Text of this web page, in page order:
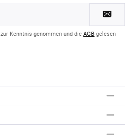
zur Kenntnis genommen und die AGB gelesen